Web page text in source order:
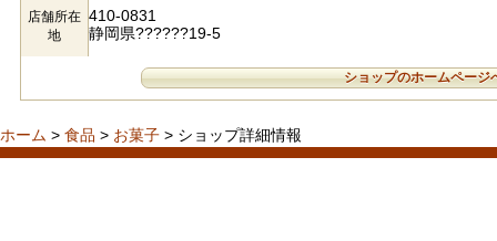
店舗所在
地
410-0831
静岡県??????19-5
ショップのホームページ
ホーム > 食品 > お菓子 > ショップ詳細情報